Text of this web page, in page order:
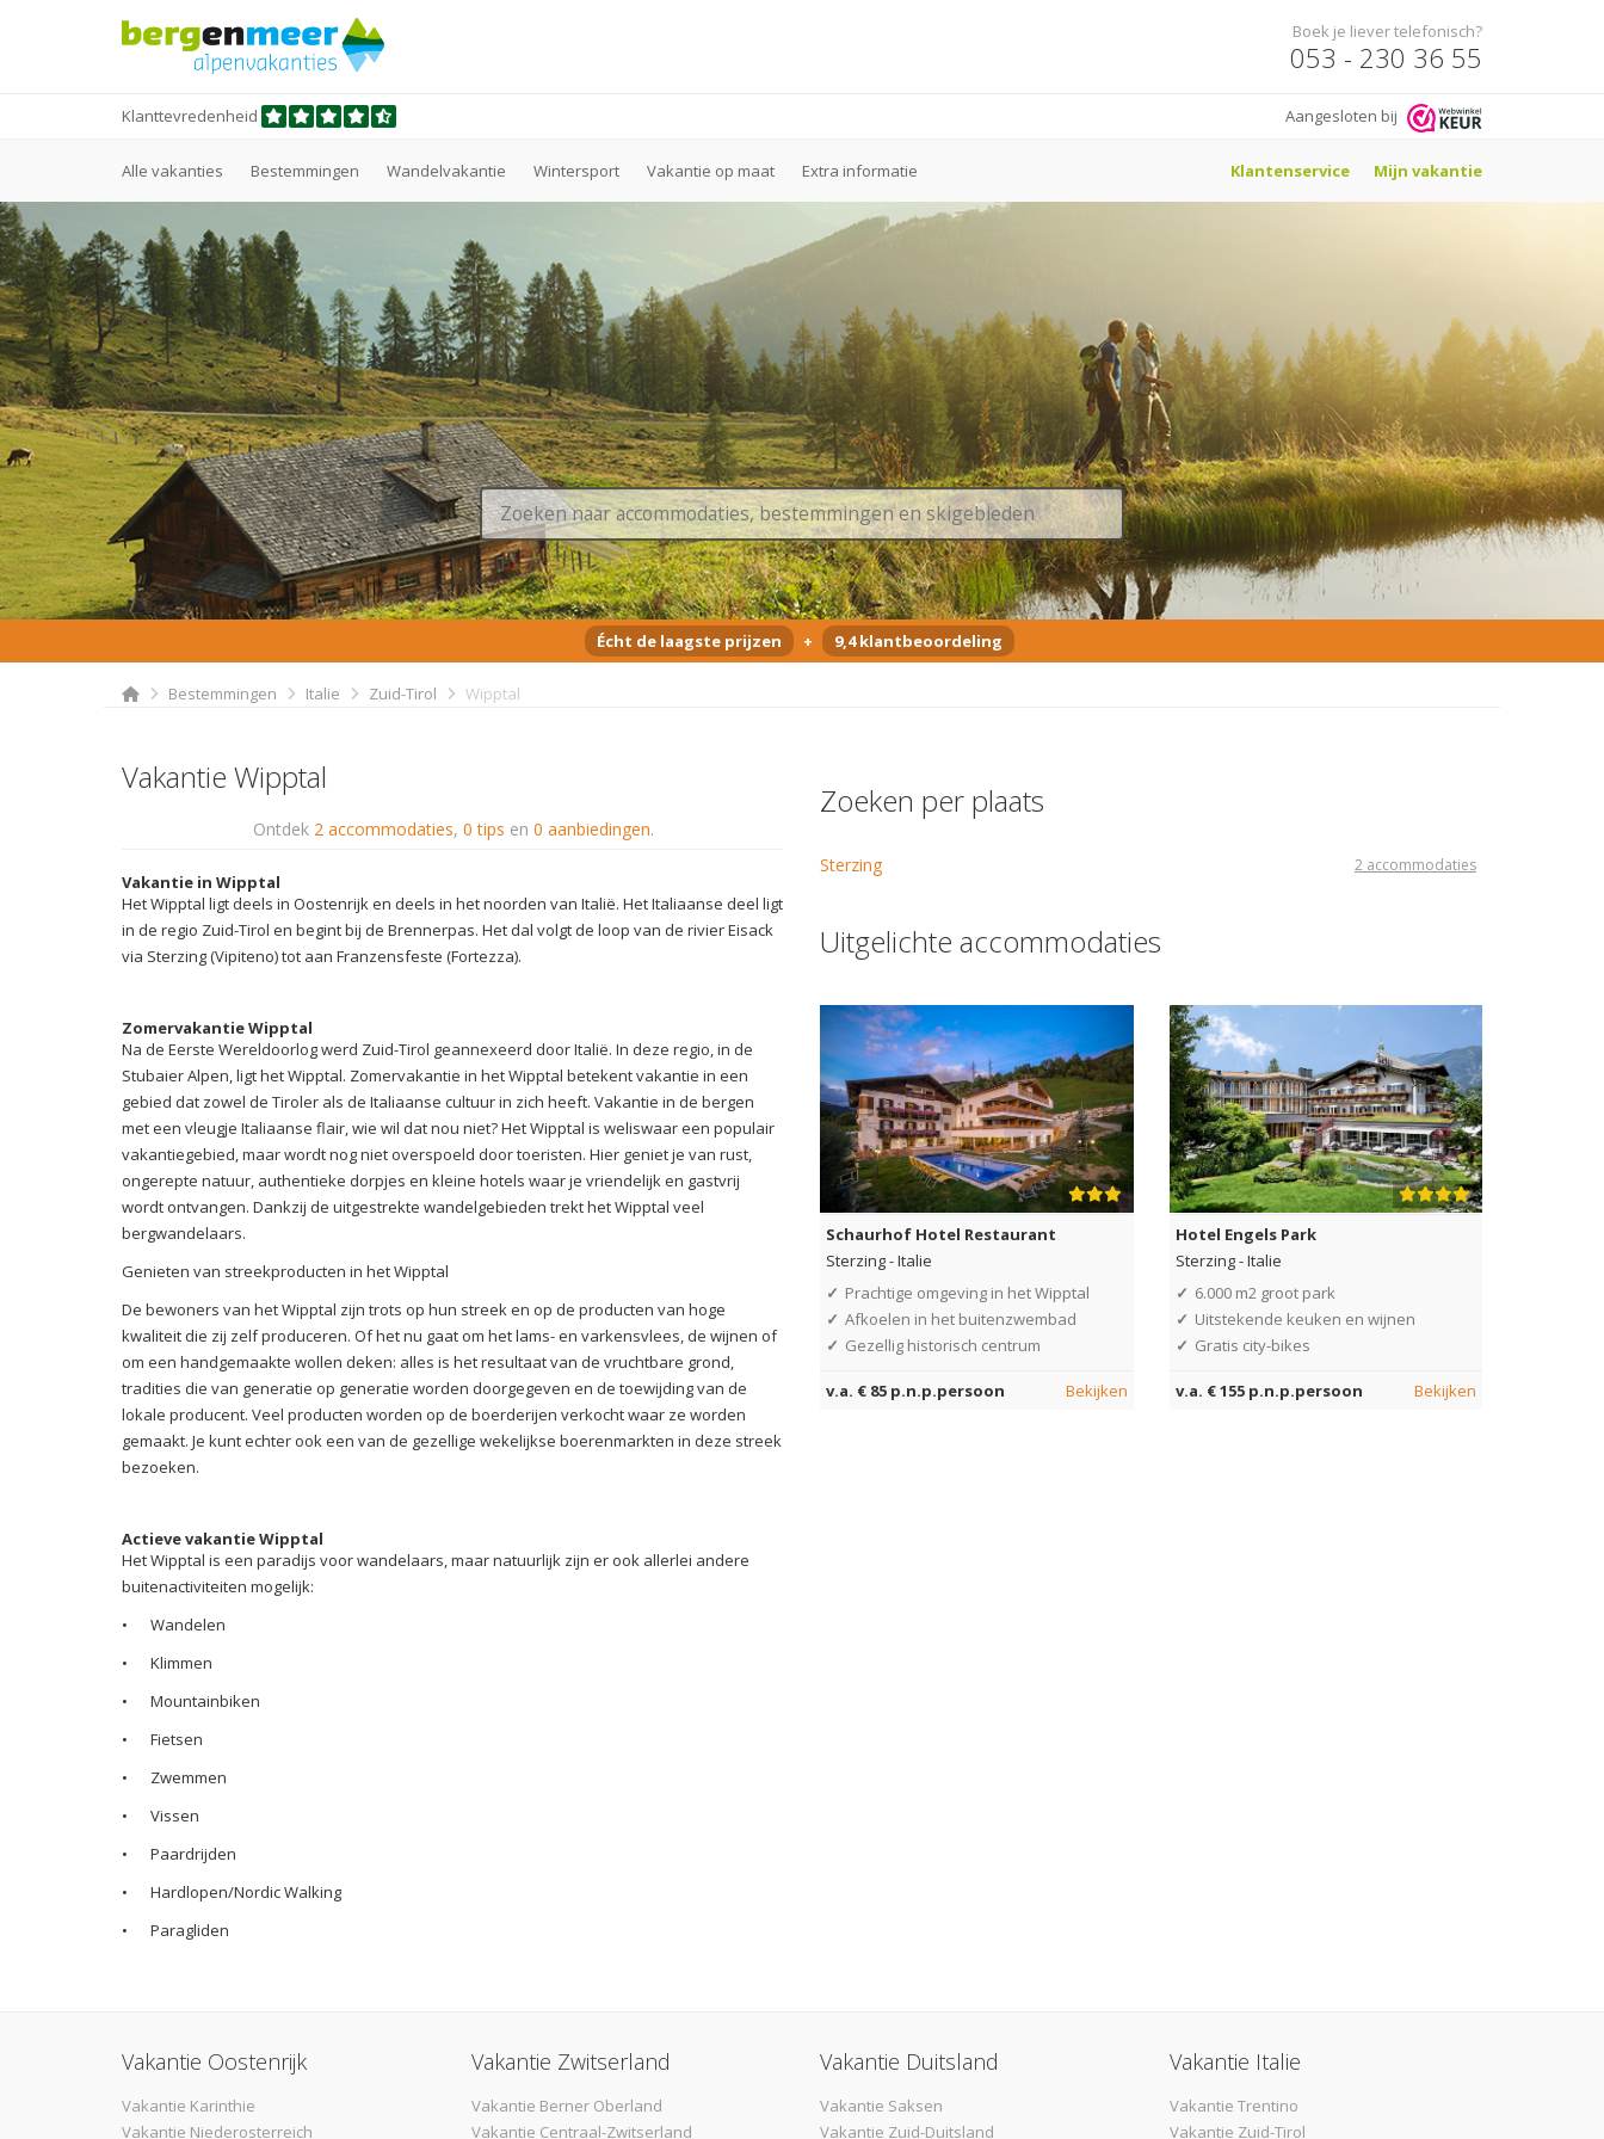
Boek je liever telefonisch?
053 - 230 36 55
Klanttevredenheid Aangesloten bij
Alle vakanties Bestemmingen Wandelvakantie Wintersport Vakantie op maat Extra informatie Klantenservice Mijn vakantie
Écht de laagste prijzen + 9,4 klantbeoordeling
Bestemmingen Italie Zuid-Tirol Wipptal
Vakantie Wipptal
Ontdek 2 accommodaties, 0 tips en 0 aanbiedingen.
Vakantie in Wipptal
Het Wipptal ligt deels in Oostenrijk en deels in het noorden van Italië. Het Italiaanse deel ligt
in de regio Zuid-Tirol en begint bij de Brennerpas. Het dal volgt de loop van de rivier Eisack
via Sterzing (Vipiteno) tot aan Franzensfeste (Fortezza).
Zomervakantie Wipptal
Na de Eerste Wereldoorlog werd Zuid-Tirol geannexeerd door Italië. In deze regio, in de
Stubaier Alpen, ligt het Wipptal. Zomervakantie in het Wipptal betekent vakantie in een
gebied dat zowel de Tiroler als de Italiaanse cultuur in zich heeft. Vakantie in de bergen
met een vleugje Italiaanse flair, wie wil dat nou niet? Het Wipptal is weliswaar een populair
vakantiegebied, maar wordt nog niet overspoeld door toeristen. Hier geniet je van rust,
ongerepte natuur, authentieke dorpjes en kleine hotels waar je vriendelijk en gastvrij
wordt ontvangen. Dankzij de uitgestrekte wandelgebieden trekt het Wipptal veel
bergwandelaars.
Genieten van streekproducten in het Wipptal
De bewoners van het Wipptal zijn trots op hun streek en op de producten van hoge
kwaliteit die zij zelf produceren. Of het nu gaat om het lams- en varkensvlees, de wijnen of
om een handgemaakte wollen deken: alles is het resultaat van de vruchtbare grond,
tradities die van generatie op generatie worden doorgegeven en de toewijding van de
lokale producent. Veel producten worden op de boerderijen verkocht waar ze worden
gemaakt. Je kunt echter ook een van de gezellige wekelijkse boerenmarkten in deze streek
bezoeken.
Actieve vakantie Wipptal
Het Wipptal is een paradijs voor wandelaars, maar natuurlijk zijn er ook allerlei andere
buitenactiviteiten mogelijk:
•
Wandelen
•
Klimmen
•
Mountainbiken
•
Fietsen
•
Zwemmen
•
Vissen
•
Paardrijden
•
Hardlopen/Nordic Walking
•
Paragliden
Zoeken per plaats
Sterzing 2 accommodaties
Uitgelichte accommodaties
Schaurhof Hotel Restaurant
Sterzing-Italie
✓ Prachtige omgeving in het Wipptal
✓ Afkoelen in het buitenzwembad
✓ Gezellig historisch centrum
v.a. € 85 p.n.p.persoon Bekijken
Hotel Engels Park
Sterzing-Italie
✓ 6.000 m2 groot park
✓ Uitstekende keuken en wijnen
✓ Gratis city-bikes
v.a. € 155 p.n.p.persoon Bekijken
Vakantie Oostenrijk
Vakantie Karinthie
Vakantie Niederosterreich
Vakantie Zwitserland
Vakantie Berner Oberland
Vakantie Centraal-Zwitserland
Vakantie Duitsland
Vakantie Saksen
Vakantie Zuid-Duitsland
Vakantie Italie
Vakantie Trentino
Vakantie Zuid-Tirol